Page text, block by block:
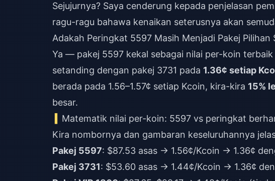
Sejujurnya? Saya cenderung kepada penjelasan
ragu-ragu bahawa kenaikan seterusnya akan
Adakah Peringkat 5597 Masih Menjadi Pakej Pilihan
Ya — pakej 5597 kekal sebagai nilai per-koin
setanding dengan pakej 3731 pada 1.36¢ setiap
berada pada 1.56–1.57¢ setiap Kcoin, kira-kira 15%
besar.
Matematik nilai per-koin: 5597 vs peringkat
Kira nombornya dan gambaran keseluruhannya
Pakej 5597: $87.53 asas → 1.56¢/Kcoin → 1.36¢
Pakej 3731: $53.60 asas → 1.44¢/Kcoin → 1.36¢